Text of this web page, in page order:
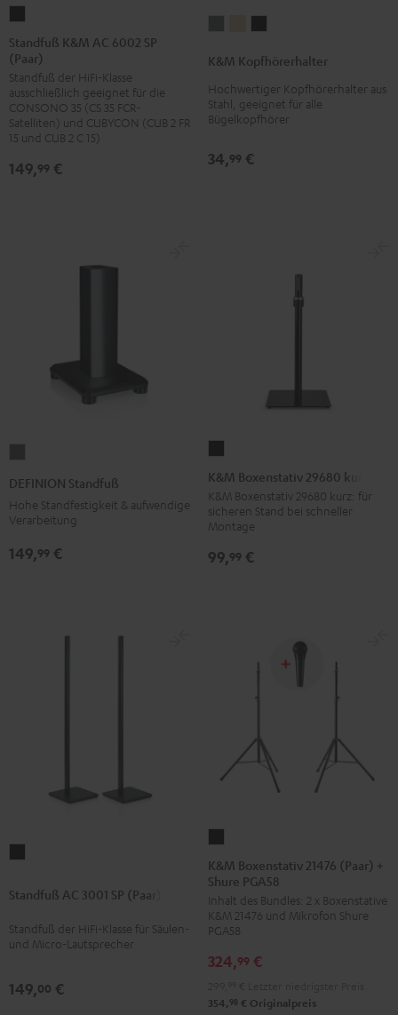
K&M
AC
6002
SP
(Paar)
Schwarz
Standfuß K&M AC 6002 SP
(Paar)
Standfuß der HiFi-Klasse
ausschließlich geeignet für die
CONSONO 35 (CS 35 FCR-
Satelliten) und CUBYCON (CUB 2 FR
15 und CUB 2 C 15)
149,99 €
Basaltgrau
Sandbeige
Schwarz
K&M Kopfhörerhalter
Hochwertiger Kopfhörerhalter aus
Stahl, geeignet für alle
Bügelkopfhörer
34,99 €
DEFINION Standfuß
Hohe Standfestigkeit & aufwendige
Verarbeitung
149,99 €
Boxenstativ
29680
kurz
Schwarz
K&M Boxenstativ 29680 kurz
K&M Boxenstativ 29680 kurz: für
sicheren Stand bei schneller
Montage
99,99 €
3001
(Paar)
Standfuß AC 3001 SP (Paar)
Standfuß der HiFi-Klasse für Säulen-
und Micro-Lautsprecher
149,00 €
Boxenstativ
21476
(Paar)
+
PGA58
K&M Boxenstativ 21476 (Paar) +
Shure PGA58
Inhalt des Bundles: 2 x Boxenstative
K&M 21476 und Mikrofon Shure
PGA58
324,99 €
354, 98 € Originalpreis